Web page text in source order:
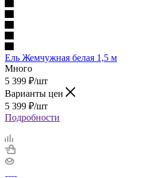
Ель Жемчужная белая 1,5 м
Много
5 399 ₽/шт
Варианты цен
5 399 ₽/шт
Подробности